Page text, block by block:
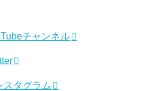
チャンネル
スタグラム